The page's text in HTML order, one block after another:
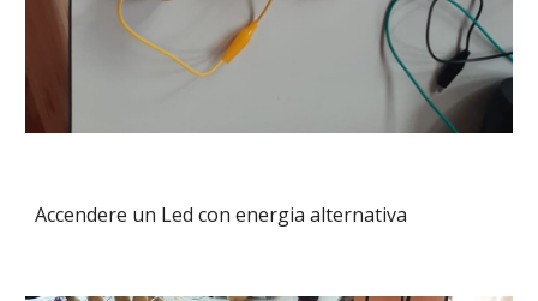
Accendere un Led con energia alternativa